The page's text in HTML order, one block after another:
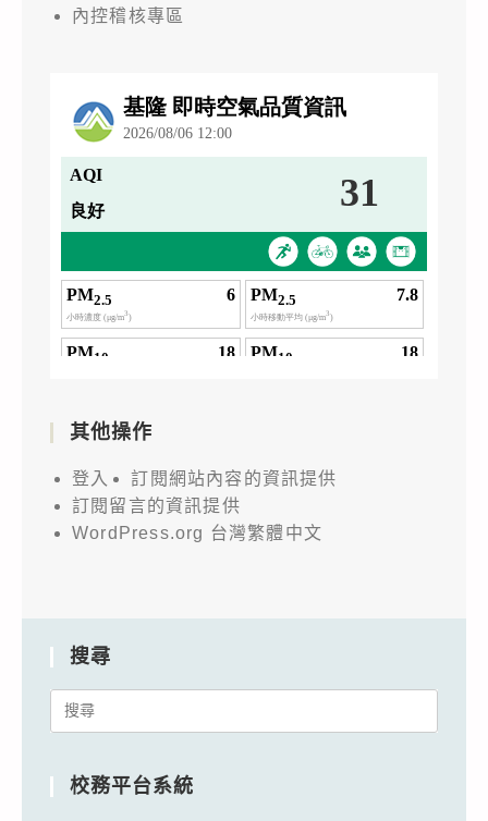
內控稽核專區
其他操作
登入
訂閱網站內容的資訊提供
訂閱留言的資訊提供
WordPress.org 台灣繁體中文
搜尋
Search
校務平台系統